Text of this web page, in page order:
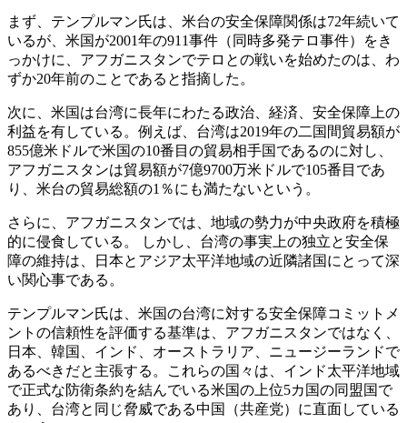
まず、テンプルマン氏は、米台の安全保障関係は72年続いて
いるが、米国が2001年の911事件（同時多発テロ事件）をき
っかけに、アフガニスタンでテロとの戦いを始めたのは、わ
ずか20年前のことであると指摘した。
次に、米国は台湾に長年にわたる政治、経済、安全保障上の
利益を有している。例えば、台湾は2019年の二国間貿易額が
855億米ドルで米国の10番目の貿易相手国であるのに対し、
アフガニスタンは貿易額が7億9700万米ドルで105番目であ
り、米台の貿易総額の1％にも満たないという。
さらに、アフガニスタンでは、地域の勢力が中央政府を積極
的に侵食している。 しかし、台湾の事実上の独立と安全保
障の維持は、日本とアジア太平洋地域の近隣諸国にとって深
い関心事である。
テンプルマン氏は、米国の台湾に対する安全保障コミットメ
ントの信頼性を評価する基準は、アフガニスタンではなく、
日本、韓国、インド、オーストラリア、ニュージーランドで
あるべきだと主張する。これらの国々は、インド太平洋地域
で正式な防衛条約を結んでいる米国の上位5カ国の同盟国で
あり、台湾と同じ脅威である中国（共産党）に直面している